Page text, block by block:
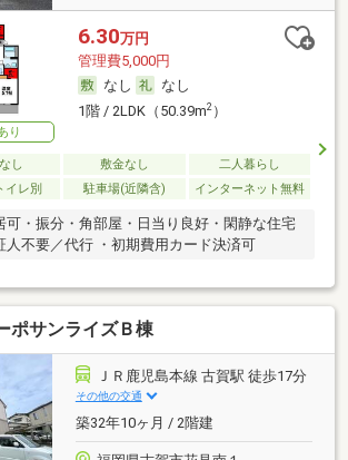
り
6.30万円
管理費5,000円
なし
なし
1階 / 2LDK（50.39m2）
し 敷金なし
二人暮らし
イレ別
駐車場(近隣含) インターネット無料
可・振分・角部屋・日当り良好・閑静な住宅
人不要／代行 ・初期費用カード決済可
ポサンライズＢ棟
ＪＲ鹿児島本線 古賀駅 徒歩17分
その他の交通
築32年10ヶ月 / 2階建